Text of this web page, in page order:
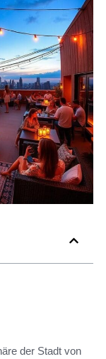
der Stadt von